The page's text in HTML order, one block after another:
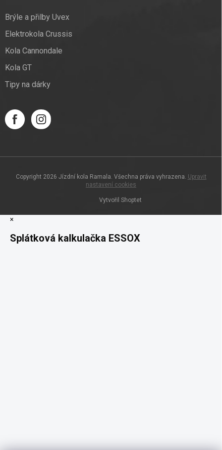
Brýle a přilby Uvex
Elektrokola Crussis
Kola Cannondale
Kola GT
Tipy na dárky
Vytvořil Shoptet
Copyright 2026 Jízdní kola Ramala. Všechna práva vyhrazena. Upravit
nastavení cookies
×
Splátková kalkulačka ESSOX